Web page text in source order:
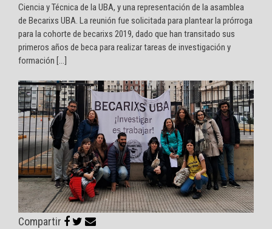
Ciencia y Técnica de la UBA, y una representación de la asamblea
de Becarixs UBA. La reunión fue solicitada para plantear la prórroga
para la cohorte de becarixs 2019, dado que han transitado sus
primeros años de beca para realizar tareas de investigación y
formación […]
Compartir